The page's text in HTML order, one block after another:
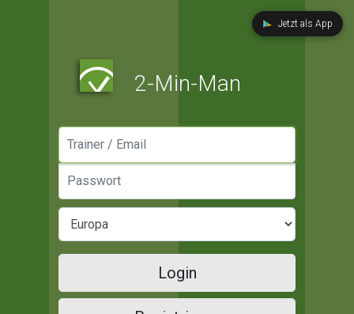
Jetzt als App
2-Min-Man
Login